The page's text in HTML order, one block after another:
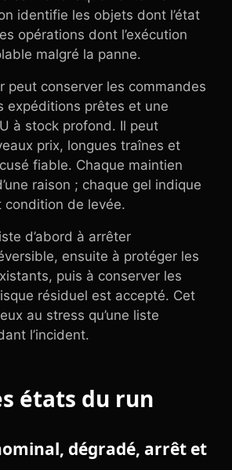
identifie les objets dont l’état
opérations dont l’exécution
malgré la panne.
peut conserver les commandes
expéditions prêtes et une
à stock profond. Il peut
prix, longues traînes et
fiable. Chaque maintien
raison ; chaque gel indique
condition de levée.
d’abord à arrêter
ensuite à protéger les
puis à conserver les
résiduel est accepté. Cet
au stress qu’une liste
l’incident.
états du run
dégradé, arrêt et